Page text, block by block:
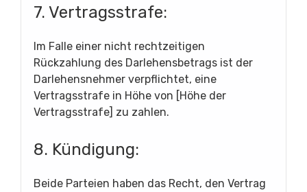
7. Vertragsstrafe:
Im Falle einer nicht rechtzeitigen
Rückzahlung des Darlehensbetrags ist der
Darlehensnehmer verpflichtet, eine
Vertragsstrafe in Höhe von [Höhe der
Vertragsstrafe] zu zahlen.
8. Kündigung:
Beide Parteien haben das Recht, den Vertrag